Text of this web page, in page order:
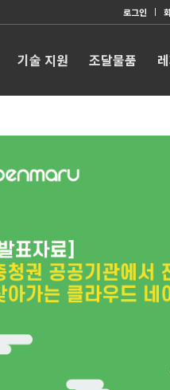
로그인
기술 지원 조달물품